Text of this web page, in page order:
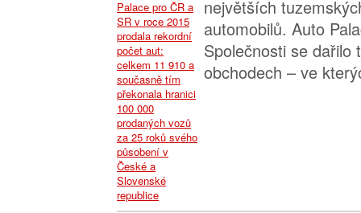
největších
automobilů. Auto
Společnosti se dařilo
obchodech – ve